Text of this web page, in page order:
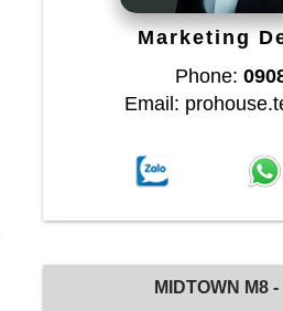
Marketing
Phone:
Email:
MIDTOWN M8